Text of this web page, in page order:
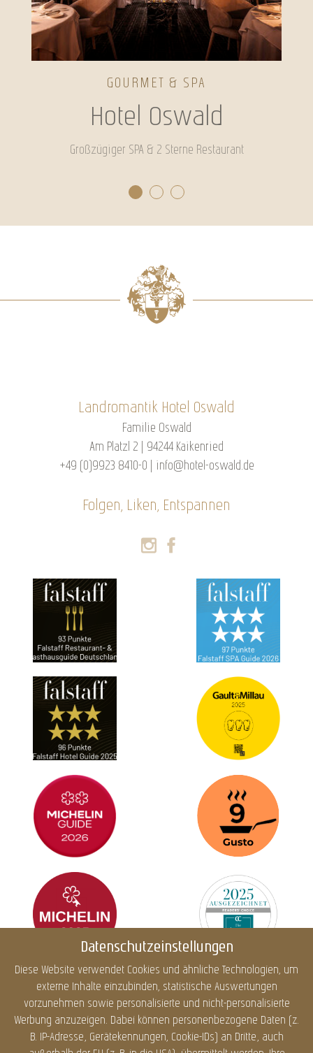
Datenschutzeinstellungen
Diese Website verwendet Cookies und ähnliche Technologien, um
externe Inhalte einzubinden, statistische Auswertungen
vorzunehmen sowie personalisierte und nicht-personalisierte
Werbung anzuzeigen. Dabei können personenbezogene Daten (z.
B. IP-Adresse, Gerätekennungen, Cookie-IDs) an Dritte, auch
GOURMET & SPA
Hotel Oswald
Großzügiger SPA & 2 Sterne Restaurant
Landromantik Hotel Oswald
Familie Oswald
Am Platzl 2 | 94244 Kaikenried
+49 (0)9923 8410-0
info@hotel-oswald.de
Folgen, Liken, Entspannen
Impressum Datenschutz Cookies
Barrierefreiheit
Sitemap